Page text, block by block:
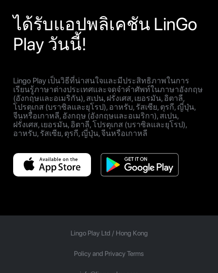
ได้รับแอปพลิเคชัน LinGo
Play วันนี้!
Lingo Play เป็นวิธีที่น่าสนใจและมีประสิทธิภาพในการ
เรียนรู้ภาษาต่างประเทศและจดจำคำศัพท์ในภาษาอังกฤษ
(อังกฤษและอเมริกัน), สเปน, ฝรั่งเศส, เยอรมัน, อิตาลี,
โปรตุเกส (บราซิลและยุโรป), อาหรับ, รัสเซีย, ตุรกี, ญี่ปุ่น,
จีนหรือเกาหลี, อังกฤษ (อังกฤษและอเมริกา), สเปน,
ฝรั่งเศส, เยอรมัน, อิตาลี, โปรตุเกส (บราซิลและยุโรป),
อาหรับ, รัสเซีย, ตุรกี, ญี่ปุ่น, จีนหรือเกาหลี
Lingo Play Ltd / Hong Kong
Policy and Privacy Terms